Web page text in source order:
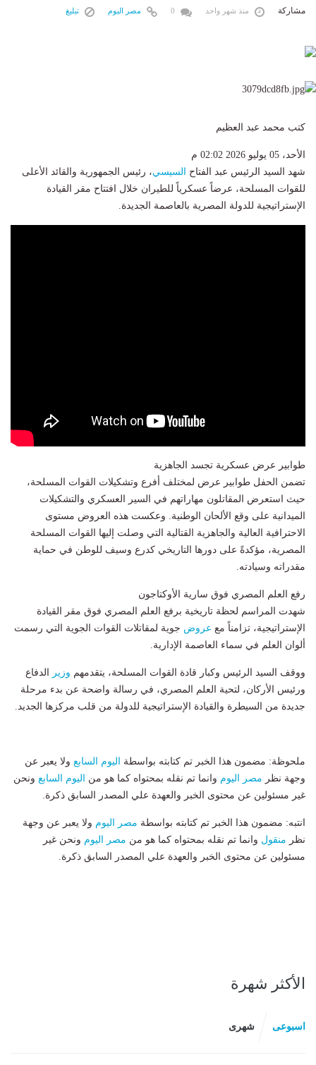
مشاركة منذ شهر واحد مصر اليوم تبليغ
كتب محمد عبد العظيم
الأحد، 05 يوليو 2026 02:02 م
شهد السيد الرئيس عبد الفتاح
السيسي، رئيس الجمهورية والقائد الأعلى
للقوات المسلحة، عرضاً عسكرياً للطيران خلال افتتاح مقر القيادة
الإستراتيجية للدولة المصرية بالعاصمة الجديدة.
طوابير عرض عسكرية تجسد الجاهزية
تضمن الحفل طوابير عرض لمختلف أفرع وتشكيلات القوات المسلحة،
حيث استعرض المقاتلون مهاراتهم في السير العسكري والتشكيلات
الميدانية على وقع الألحان الوطنية. وعكست هذه العروض مستوى
الاحترافية العالية والجاهزية القتالية التي وصلت إليها القوات المسلحة
المصرية، مؤكدةً على دورها التاريخي كدرع وسيف للوطن في حماية
مقدراته وسيادته.
رفع العلم المصري فوق سارية الأوكتاجون
شهدت المراسم لحظة تاريخية برفع العلم المصري فوق مقر القيادة
الإستراتيجية، تزامناً مع عروض جوية لمقاتلات القوات الجوية التي رسمت
ألوان العلم في سماء العاصمة الإدارية.
ووقف السيد الرئيس وكبار قادة القوات المسلحة، يتقدمهم وزير الدفاع
ورئيس الأركان، لتحية العلم المصري، في رسالة واضحة عن بدء مرحلة
جديدة من السيطرة والقيادة الإستراتيجية للدولة من قلب مركزها الجديد.
ملحوظة: مضمون هذا الخبر تم كتابته بواسطة اليوم السابع ولا يعبر عن
وجهة نظر مصر اليوم وانما تم نقله بمحتواه كما هو من اليوم السابع ونحن
غير مسئولين عن محتوى الخبر والعهدة علي المصدر السابق ذكرة.
انتبه: مضمون هذا الخبر تم كتابته بواسطة مصر اليوم ولا يعبر عن وجهة
نظر منقول وانما تم نقله بمحتواه كما هو من مصر اليوم ونحن غير
مسئولين عن محتوى الخبر والعهدة علي المصدر السابق ذكرة.
الأكثر شهرة
اسبوعى شهرى